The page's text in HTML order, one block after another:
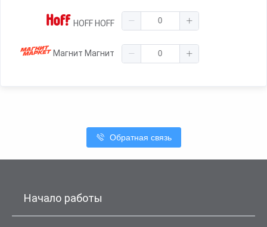
HOFF HOFF
Магнит Магнит
Обратная связь
Начало работы